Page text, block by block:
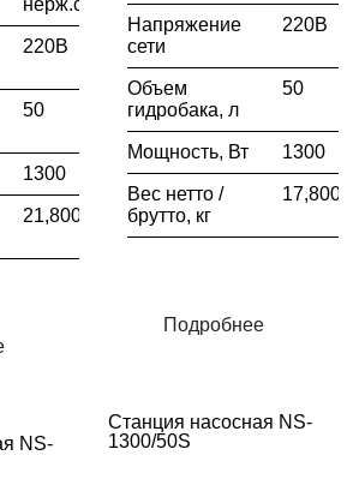
нерж.сталь
220В
50
1300
21,800/22,800
NS-
Напряжение
сети
220В
Объем
гидробака, л
50
Мощность, Вт 1300
Вес нетто /
брутто, кг
17,800/
Подробнее
Станция насосная NS-
1300/50S